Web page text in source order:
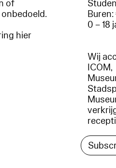
of
hier
Buren:
0 – 18
Wij
ICOM,